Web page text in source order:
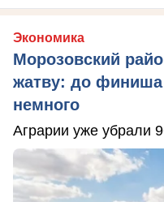
Экономика
Морозовский
жатву: до финиша
немного
Аграрии уже убрали